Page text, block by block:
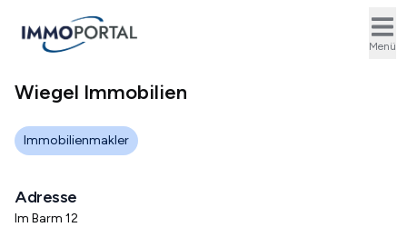
Menü
Wiegel Immobilien
Immobilienmakler
Adresse
Im Barm 12